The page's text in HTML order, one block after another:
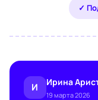
✓
И Ирина
19 марта 2026